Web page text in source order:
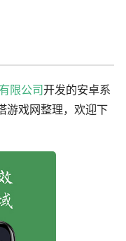
限公司开发的安卓系
游戏网整理，欢迎下